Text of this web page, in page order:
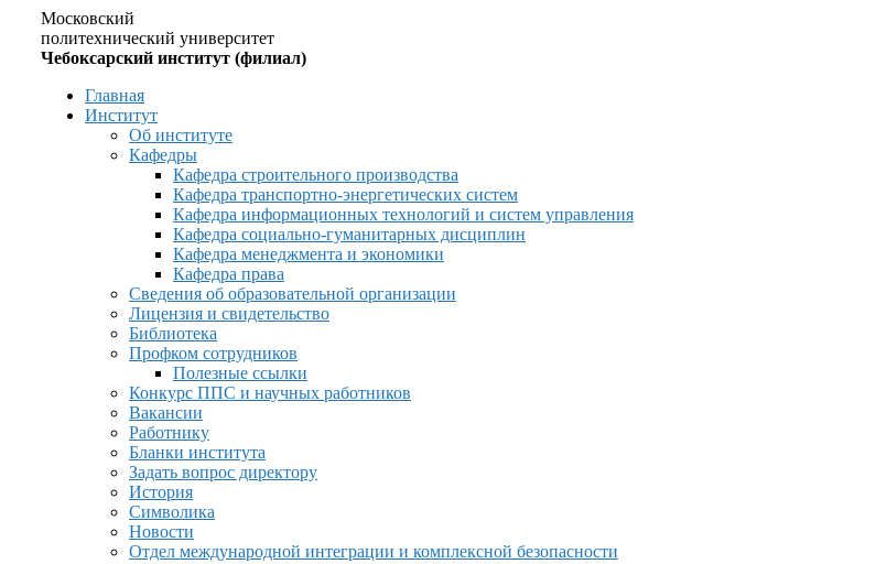
Московский
политехнический университет
Чебоксарский институт (филиал)
Главная
Институт
Об институте
Кафедры
Кафедра строительного производства
Кафедра транспортно-энергетических систем
Кафедра информационных технологий и систем управления
Кафедра социально-гуманитарных дисциплин
Кафедра менеджмента и экономики
Кафедра права
Сведения об образовательной организации
Лицензия и свидетельство
Библиотека
Профком сотрудников
Полезные ссылки
Конкурс ППС и научных работников
Вакансии
Работнику
Бланки института
Задать вопрос директору
История
Символика
Новости
Отдел международной интеграции и комплексной безопасности